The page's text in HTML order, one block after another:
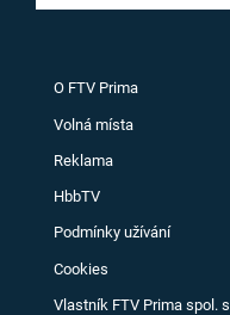
O FTV Prima
Volná místa
Reklama
HbbTV
Podmínky užívání
Cookies
Vlastník FTV Prima spol. s